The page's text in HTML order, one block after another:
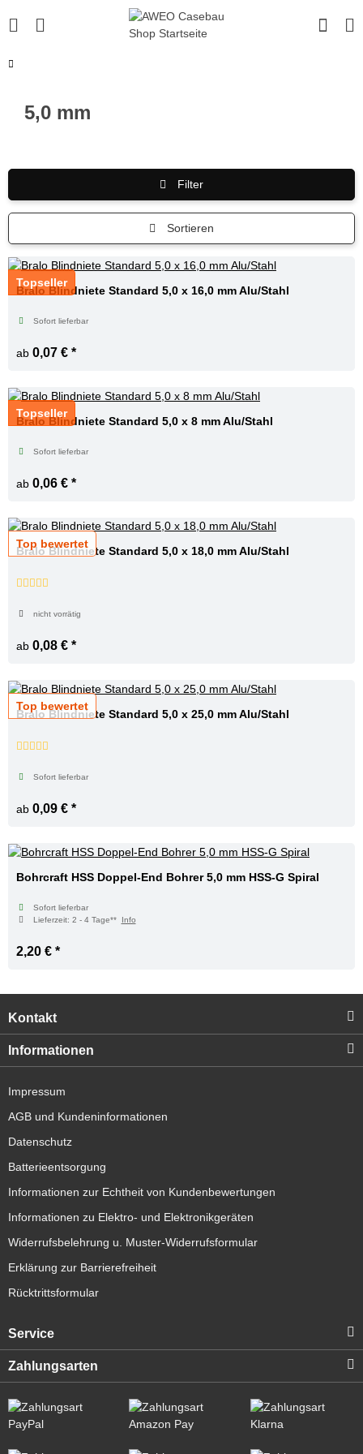
5,0 mm
Filter
Sortieren
Topseller
Bralo Blindniete Standard 5,0 x 16,0 mm Alu/Stahl
Sofort lieferbar
ab 0,07 € *
Topseller
Bralo Blindniete Standard 5,0 x 8 mm Alu/Stahl
Sofort lieferbar
ab 0,06 € *
Top bewertet
Bralo Blindniete Standard 5,0 x 18,0 mm Alu/Stahl
nicht vorrätig
ab 0,08 € *
Top bewertet
Bralo Blindniete Standard 5,0 x 25,0 mm Alu/Stahl
Sofort lieferbar
ab 0,09 € *
Bohrcraft HSS Doppel-End Bohrer 5,0 mm HSS-G Spiral
Sofort lieferbar
Lieferzeit: 2 - 4 Tage** Info
2,20 € *
Kontakt
Informationen
Impressum
AGB und Kundeninformationen
Datenschutz
Batterieentsorgung
Informationen zur Echtheit von Kundenbewertungen
Informationen zu Elektro- und Elektronikgeräten
Widerrufsbelehrung u. Muster-Widerrufsformular
Erklärung zur Barrierefreiheit
Rücktrittsformular
Service
Zahlungsarten